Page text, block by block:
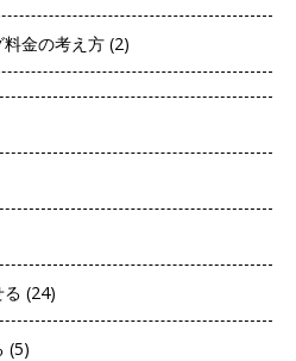
金の考え方 (2)
(24)
(5)